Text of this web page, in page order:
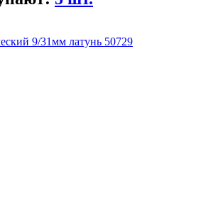
9/31мм латунь 50729